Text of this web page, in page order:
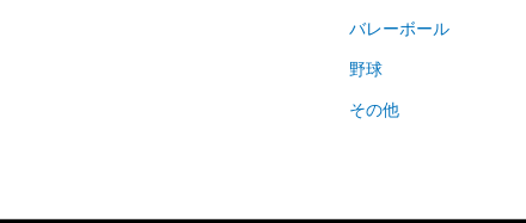
バレーボール
野球
その他